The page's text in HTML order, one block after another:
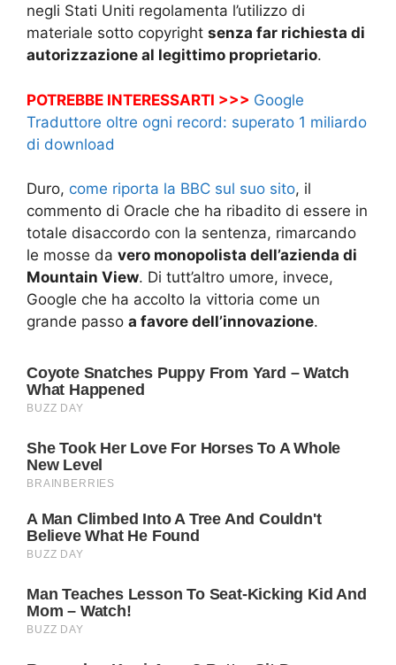
negli Stati Uniti regolamenta l’utilizzo di
materiale sotto copyright senza far richiesta di
autorizzazione al legittimo proprietario.
POTREBBE INTERESSARTI >>> Google
Traduttore oltre ogni record: superato 1 miliardo
di download
Duro, come riporta la BBC sul suo sito, il
commento di Oracle che ha ribadito di essere in
totale disaccordo con la sentenza, rimarcando
le mosse da vero monopolista dell’azienda di
Mountain View. Di tutt’altro umore, invece,
Google che ha accolto la vittoria come un
grande passo a favore dell’innovazione.